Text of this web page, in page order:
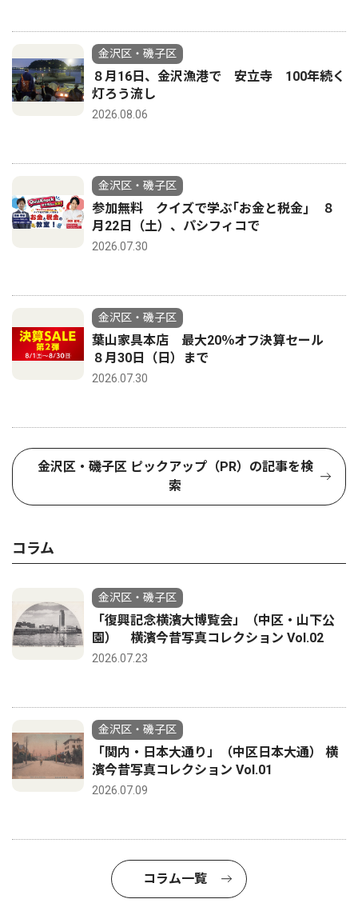
金沢区・磯子区
８月16日、金沢漁港で 安立寺 100年続く
灯ろう流し
2026.08.06
金沢区・磯子区
参加無料 クイズで学ぶ｢お金と税金｣ ８
月22日（土）、パシフィコで
2026.07.30
金沢区・磯子区
葉山家具本店 最大20％オフ決算セール
８月30日（日）まで
2026.07.30
金沢区・磯子区 ピックアップ（PR）の記事を検
索
コラム
金沢区・磯子区
「復興記念横濱大博覧会」（中区・山下公
園） 横濱今昔写真コレクション Vol.02
2026.07.23
金沢区・磯子区
「関内・日本大通り」（中区日本大通） 横
濱今昔写真コレクション Vol.01
2026.07.09
コラム一覧